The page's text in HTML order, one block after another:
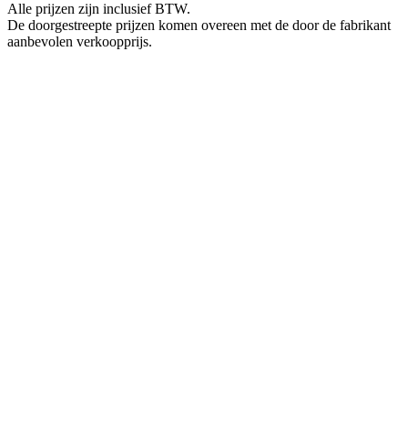
Alle prijzen zijn inclusief BTW.
De doorgestreepte prijzen komen overeen met de door de fabrikant
aanbevolen verkoopprijs.